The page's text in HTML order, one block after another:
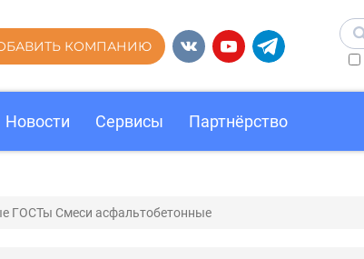
КОМПАНИЮ
Новости Сервисы Партнёрство
ГОСТы Смеси асфальтобетонные